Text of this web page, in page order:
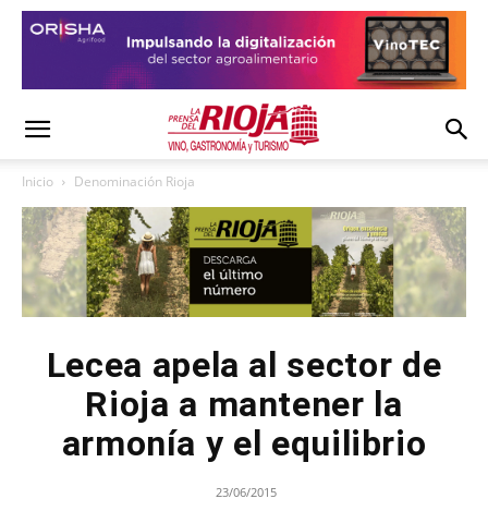
Inicio Denominación Rioja
Lecea apela al sector de
Rioja a mantener la
armonía y el equilibrio
23/06/2015